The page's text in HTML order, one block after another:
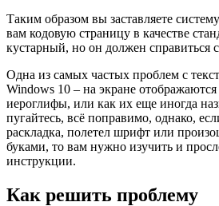
Таким образом вы заставляете
вам кодовую страницу в качестве
кустарный, но он должен справиться
Одна из самых частых проблем с
Windows 10 – на экране отображаются
иероглифы, или как их еще иногда
пугайтесь, всё поправимо, однако,
раскладка, полетел шрифт или
буками, то вам нужно изучить и
инструкции.
Как решить проблему